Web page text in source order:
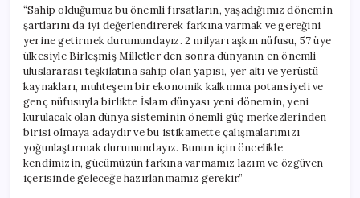
“Sahip olduğumuz bu önemli fırsatların, yaşadığımız dönemin
şartlarını da iyi değerlendirerek farkına varmak ve gereğini
yerine getirmek durumundayız. 2 milyarı aşkın nüfusu, 57 üye
ülkesiyle Birleşmiş Milletler’den sonra dünyanın en önemli
uluslararası teşkilatına sahip olan yapısı, yer altı ve yerüstü
kaynakları, muhteşem bir ekonomik kalkınma potansiyeli ve
genç nüfusuyla birlikte İslam dünyası yeni dönemin, yeni
kurulacak olan dünya sisteminin önemli güç merkezlerinden
birisi olmaya adaydır ve bu istikamette çalışmalarımızı
yoğunlaştırmak durumundayız. Bunun için öncelikle
kendimizin, gücümüzün farkına varmamız lazım ve özgüven
içerisinde geleceğe hazırlanmamız gerekir.”